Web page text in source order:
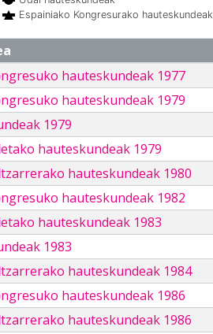
Espainiako Kongresurako hauteskundeak
hauteskundeak 1977
hauteskundeak 1979
1979
hauteskundeak 1979
hauteskundeak 1980
hauteskundeak 1982
hauteskundeak 1983
1983
hauteskundeak 1984
hauteskundeak 1986
hauteskundeak 1986